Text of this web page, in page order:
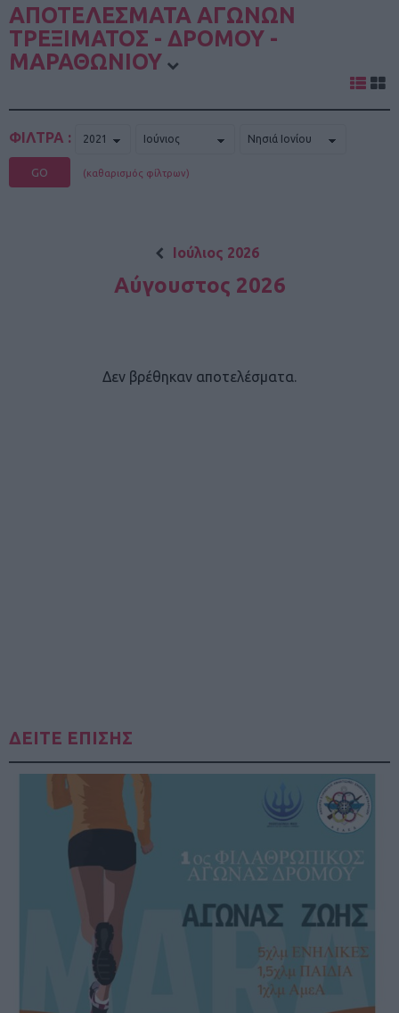
ΑΠΟΤΕΛΕΣΜΑΤΑ ΑΓΩΝΩΝ
ΤΡΕΞΙΜΑΤΟΣ - ΔΡΟΜΟΥ -
ΜΑΡΑΘΩΝΙΟΥ
ΦΙΛΤΡΑ :
GO (καθαρισμός φίλτρων)
Ιούλιος 2026
Αύγουστος 2026
Δεν βρέθηκαν αποτελέσματα.
ΔΕΙΤΕ ΕΠΙΣΗΣ